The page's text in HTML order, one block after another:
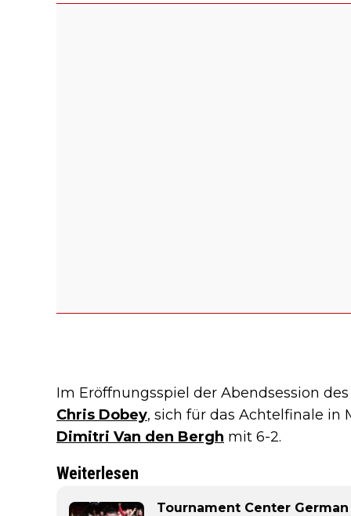
Im Eröffnungsspiel der Abendsession des
Chris Dobey, sich für das Achtelfinale in
Dimitri Van den Bergh mit 6-2.
Weiterlesen
Tournament Center German